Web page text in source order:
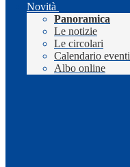
Novità
Panoramica
Le notizie
Le circolari
Calendario eventi
Albo online